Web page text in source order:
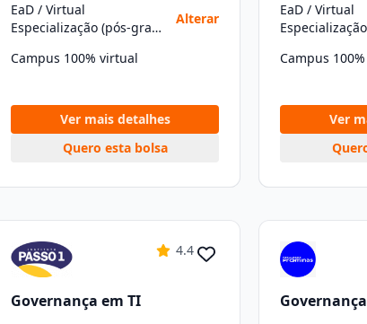
EaD / Virtual
Especialização (pós-graduação)
Alterar
Campus 100% virtual
Ver mais detalhes
Quero esta bolsa
EaD / Virtual
Campus
Ver
4.4
Governança em TI